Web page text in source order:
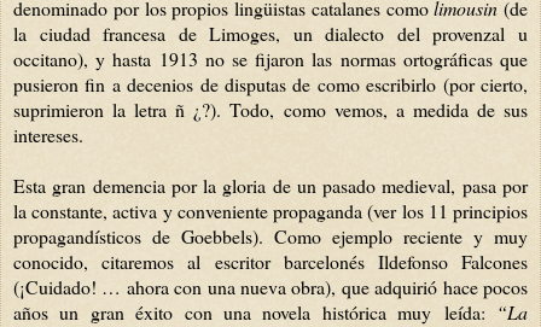
denominado por los propios lingüistas catalanes comolimousin (de
la ciudad francesa de Limoges, un dialecto del provenzal u
occitano), y hasta 1913 no se fijaron las normas ortográficas que
pusieron fin a decenios de disputas de como escribirlo (por cierto,
suprimieron la letra ñ ¿?). Todo, como vemos, a medida de sus
intereses.
Esta gran demencia por la gloria de un pasado medieval, pasa por
la constante, activa y conveniente propaganda (ver los 11 principios
propagandísticos de Goebbels). Como ejemplo reciente y muy
conocido, citaremos al escritor barcelonés Ildefonso Falcones
(¡Cuidado! … ahora con una nueva obra), que adquirió hace pocos
años un gran éxito con una novela histórica muy leída: “La